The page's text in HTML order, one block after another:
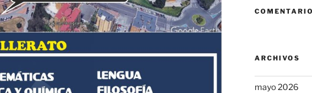
ARCHIVOS
mayo 2026